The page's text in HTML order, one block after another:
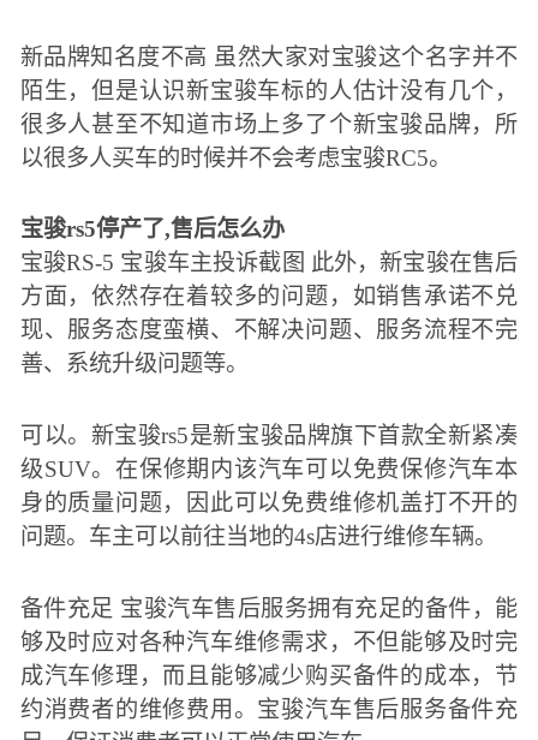
新品牌知名度不高 虽然大家对宝骏这个名字并不
陌生，但是认识新宝骏车标的人估计没有几个，
很多人甚至不知道市场上多了个新宝骏品牌，所
以很多人买车的时候并不会考虑宝骏RC5。
宝骏rs5停产了,售后怎么办
宝骏RS-5 宝骏车主投诉截图 此外，新宝骏在售后
方面，依然存在着较多的问题，如销售承诺不兑
现、服务态度蛮横、不解决问题、服务流程不完
善、系统升级问题等。
可以。新宝骏rs5是新宝骏品牌旗下首款全新紧凑
级SUV。在保修期内该汽车可以免费保修汽车本
身的质量问题，因此可以免费维修机盖打不开的
问题。车主可以前往当地的4s店进行维修车辆。
备件充足 宝骏汽车售后服务拥有充足的备件，能
够及时应对各种汽车维修需求，不但能够及时完
成汽车修理，而且能够减少购买备件的成本，节
约消费者的维修费用。宝骏汽车售后服务备件充